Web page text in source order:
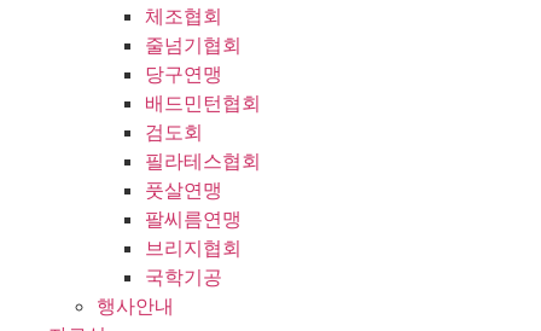
체조협회
줄넘기협회
당구연맹
배드민턴협회
검도회
필라테스협회
풋살연맹
팔씨름연맹
브리지협회
국학기공
행사안내